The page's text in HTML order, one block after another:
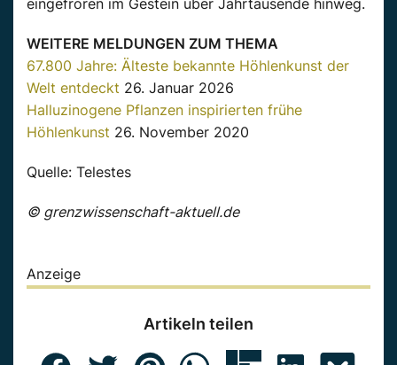
eingefroren im Gestein über Jahrtausende hinweg.
WEITERE MELDUNGEN ZUM THEMA
67.800 Jahre: Älteste bekannte Höhlenkunst der
Welt entdeckt 26. Januar 2026
Halluzinogene Pflanzen inspirierten frühe
Höhlenkunst 26. November 2020
Quelle: Telestes
© grenzwissenschaft-aktuell.de
Anzeige
Artikeln teilen